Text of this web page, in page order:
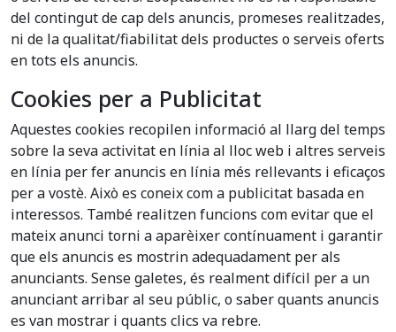
del contingut de cap dels anuncis, promeses realitzades,
ni de la qualitat/fiabilitat dels productes o serveis oferts
en tots els anuncis.
Cookies per a Publicitat
Aquestes cookies recopilen informació al llarg del temps
sobre la seva activitat en línia al lloc web i altres serveis
en línia per fer anuncis en línia més rellevants i eficaços
per a vostè. Això es coneix com a publicitat basada en
interessos. També realitzen funcions com evitar que el
mateix anunci torni a aparèixer contínuament i garantir
que els anuncis es mostrin adequadament per als
anunciants. Sense galetes, és realment difícil per a un
anunciant arribar al seu públic, o saber quants anuncis
es van mostrar i quants clics va rebre.